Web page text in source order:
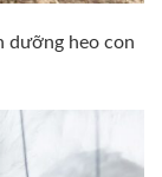
dưỡng heo con